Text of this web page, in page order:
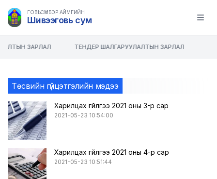
ГОВЬСҮМБЭР АЙМГИЙН
Шивээговь сум Open
ЗАРЛАЛ ТЕНДЕР ШАЛГАРУУЛАЛТЫН ЗАРЛАЛ
Төсвийн гүйцэтгэлийн мэдээ
Харилцах гүйлгээ 2021 оны 3-р сар
2021-05-23 10:54:00
Харилцах гүйлгээ 2021 оны 4-р сар
2021-05-23 10:51:44